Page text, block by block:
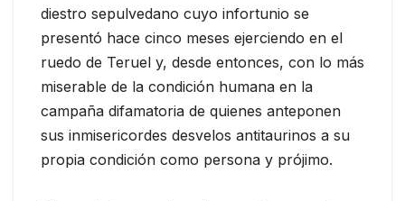
diestro sepulvedano cuyo infortunio se
presentó hace cinco meses ejerciendo en el
ruedo de Teruel y, desde entonces, con lo más
miserable de la condición humana en la
campaña difamatoria de quienes anteponen
sus inmisericordes desvelos antitaurinos a su
propia condición como persona y prójimo.